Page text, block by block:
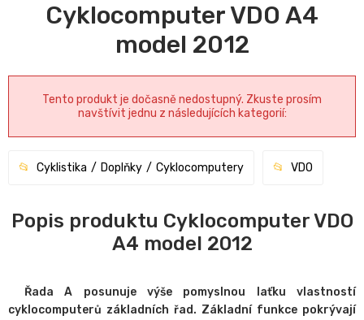
Cyklocomputer VDO A4
model 2012
Tento produkt je dočasně nedostupný. Zkuste prosím
navštívit jednu z následujících kategorií:
Cyklistika Doplňky Cyklocomputery VDO
Popis produktu Cyklocomputer VDO
A4 model 2012
Řada A posunuje výše pomyslnou laťku vlastností
cyklocomputerů základních řad. Základní funkce pokrývají